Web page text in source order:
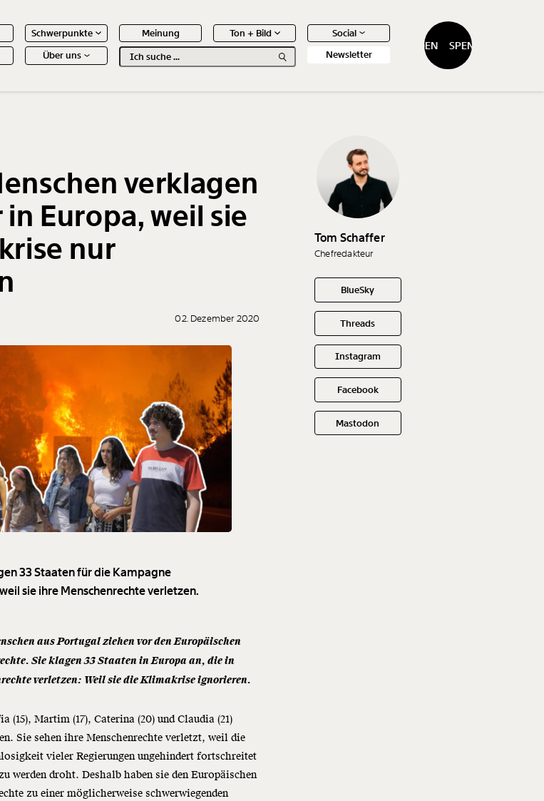
Schwerpunkte Meinung Ton + Bild
Social
Über uns Newsletter
SPENDEN SPENDEN
Artikel
verklagen
Europa, weil sie
nur
02. Dezember 2020
33 Staaten für die Kampagne
sie ihre Menschenrechte verletzen.
aus Portugal ziehen vor den Europäischen
Sie klagen 33 Staaten in Europa an, die in
verletzen: Weil sie die Klimakrise ignorieren.
(15), Martim (17), Caterina (20) und Claudia (21)
Sie sehen ihre Menschenrechte verletzt, weil die
vieler Regierungen ungehindert fortschreitet
werden droht. Deshalb haben sie den Europäischen
zu einer möglicherweise schwerwiegenden
Tom Schaffer
Chefredakteur
BlueSky
Threads
Instagram
Facebook
Mastodon